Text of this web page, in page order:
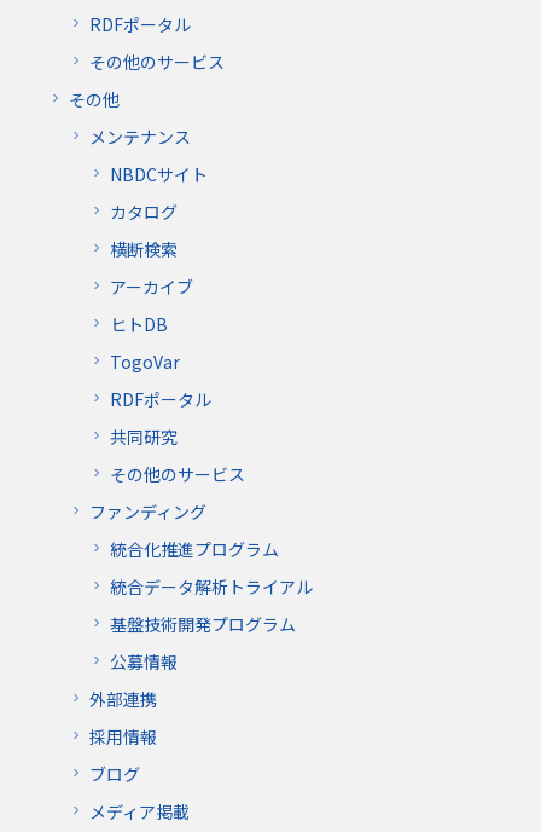
RDFポータル
その他のサービス
その他
メンテナンス
NBDCサイト
カタログ
横断検索
アーカイブ
ヒトDB
TogoVar
RDFポータル
共同研究
その他のサービス
ファンディング
統合化推進プログラム
統合データ解析トライアル
基盤技術開発プログラム
公募情報
外部連携
採用情報
ブログ
メディア掲載